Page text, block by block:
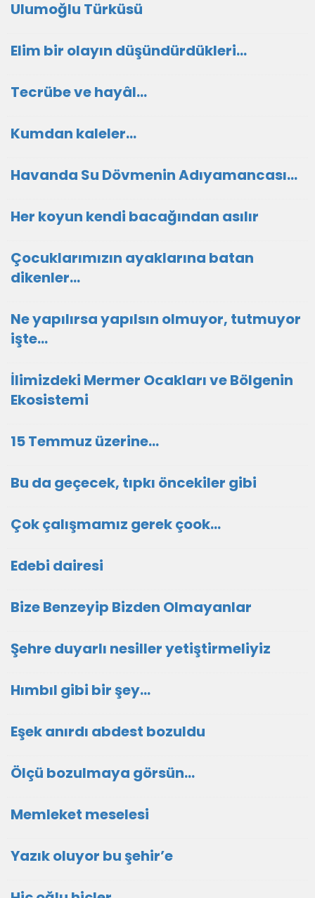
Ulumoğlu Türküsü
Elim bir olayın düşündürdükleri…
Tecrübe ve hayâl…
Kumdan kaleler…
Havanda Su Dövmenin Adıyamancası…
Her koyun kendi bacağından asılır
Çocuklarımızın ayaklarına batan
dikenler…
Ne yapılırsa yapılsın olmuyor, tutmuyor
işte...
İlimizdeki Mermer Ocakları ve Bölgenin
Ekosistemi
15 Temmuz üzerine…
Bu da geçecek, tıpkı öncekiler gibi
Çok çalışmamız gerek çook…
Edebi dairesi
Bize Benzeyip Bizden Olmayanlar
Şehre duyarlı nesiller yetiştirmeliyiz
Hımbıl gibi bir şey…
Eşek anırdı abdest bozuldu
Ölçü bozulmaya görsün…
Memleket meselesi
Yazık oluyor bu şehir’e